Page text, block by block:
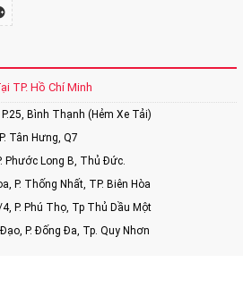
TP. Hồ Chí Minh
Bình Thạnh (Hẻm Xe Tải)
Tân Hưng, Q7
Phước Long B, Thủ Đức.
P. Thống Nhất, TP. Biên Hòa
P. Phú Thọ, Tp Thủ Dầu Một
P. Đống Đa, Tp. Quy Nhơn